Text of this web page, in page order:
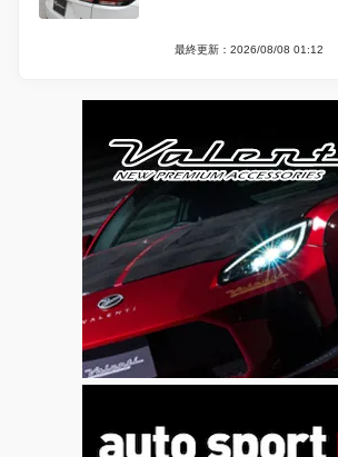
最終更新：2026/08/08 01:12